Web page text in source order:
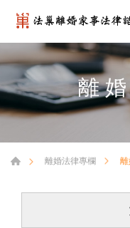
離
離婚法律專欄